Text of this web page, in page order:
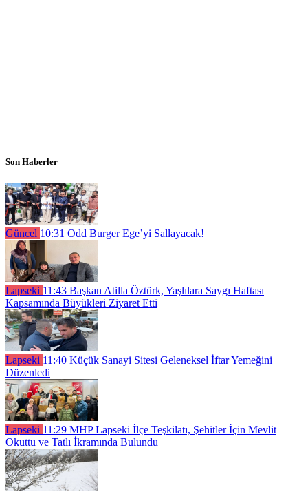
Son Haberler
Güncel 10:31 Odd Burger Ege’yi Sallayacak!
Lapseki 11:43 Başkan Atilla Öztürk, Yaşlılara Saygı Haftası
Kapsamında Büyükleri Ziyaret Etti
Lapseki 11:40 Küçük Sanayi Sitesi Geleneksel İftar Yemeğini
Düzenledi
Lapseki 11:29 MHP Lapseki İlçe Teşkilatı, Şehitler İçin Mevlit
Okuttu ve Tatlı İkramında Bulundu